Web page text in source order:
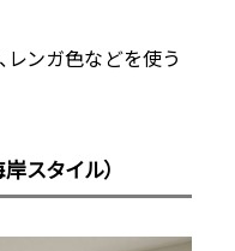
レンガ色などを使う
スタイル）